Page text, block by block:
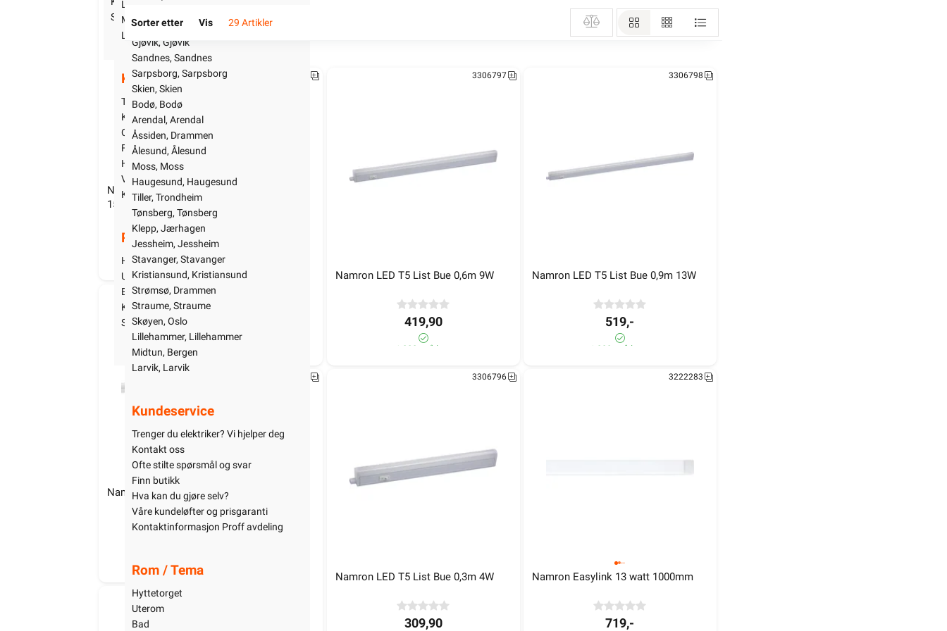
Namron Skjøteledning for Bue List
150cm
109,90
570+ på lager
Namron Easylink tilkobling 1 meter
320+ på lager 540+ på lager
Startpakke/Pakkeløsning
Lillehammer, Lillehammer
Midtun, Bergen
Larvik, Larvik
Kundeservice
Trenger du elektriker? Vi hjelper deg
Kontakt oss
Ofte stilte spørsmål og svar
Finn butikk
Hva kan du gjøre selv?
Våre kundeløfter og prisgaranti
Kontaktinformasjon Proff avdeling
Rom / Tema
Hyttetorget
Uterom
Bad
Kjøkken
Startpakke/Pakkeløsning
Kristiansand, Kristiansand
Gjøvik, Gjøvik
Sandnes, Sandnes
Sarpsborg, Sarpsborg
Skien, Skien
Bodø, Bodø
Arendal, Arendal
Åssiden, Drammen
Ålesund, Ålesund
Moss, Moss
Haugesund, Haugesund
Tiller, Trondheim
Tønsberg, Tønsberg
Klepp, Jærhagen
Jessheim, Jessheim
Stavanger, Stavanger
Kristiansund, Kristiansund
Strømsø, Drammen
Straume, Straume
Skøyen, Oslo
Lillehammer, Lillehammer
Midtun, Bergen
Larvik, Larvik
Kundeservice
Trenger du elektriker? Vi hjelper deg
Kontakt oss
Ofte stilte spørsmål og svar
Finn butikk
Hva kan du gjøre selv?
Våre kundeløfter og prisgaranti
Kontaktinformasjon Proff avdeling
Rom / Tema
Hyttetorget
Uterom
Bad
Sorter etter Vis 29 Artikler
Namron LED T5 List Bue 1,2m 18W Namron LED T5 List Bue 0,6m 9W
3306797
419,90
>1 000+ på lager
Namron LED T5 List Bue 0,9m 13W
3306798
519,-
1 000+ på lager
Namron LED Benkbelysning 15W 2
Uttak
Namron LED T5 List Bue 0,3m 4W
3306796
309,90
Namron Easylink 13 watt 1000mm
3222283
719,-